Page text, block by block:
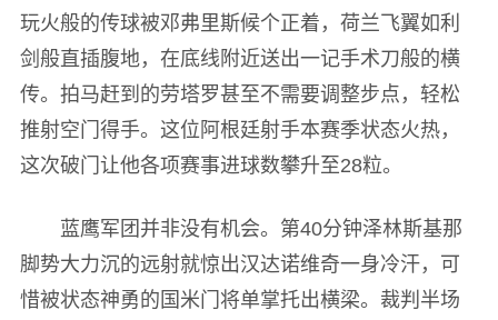
玩火般的传球被邓弗里斯候个正着，荷兰飞翼如利
剑般直插腹地，在底线附近送出一记手术刀般的横
传。拍马赶到的劳塔罗甚至不需要调整步点，轻松
推射空门得手。这位阿根廷射手本赛季状态火热，
这次破门让他各项赛事进球数攀升至28粒。
蓝鹰军团并非没有机会。第40分钟泽林斯基那
脚势大力沉的远射就惊出汉达诺维奇一身冷汗，可
惜被状态神勇的国米门将单掌托出横梁。裁判半场